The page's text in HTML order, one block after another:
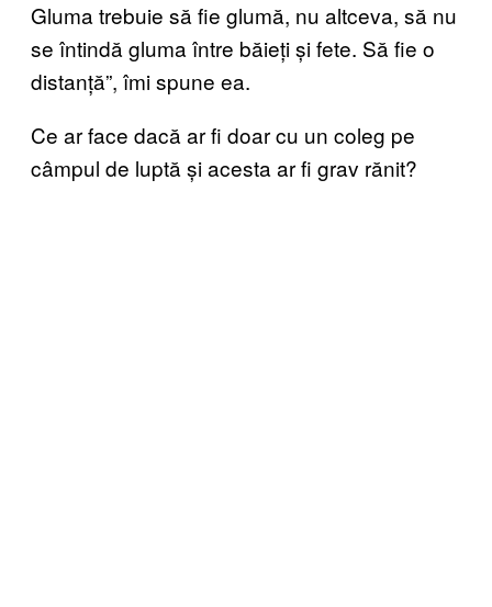
Gluma trebuie să fie glumă, nu altceva, să nu
se întindă gluma între băieți și fete. Să fie o
distanță”, îmi spune ea.
Ce ar face dacă ar fi doar cu un coleg pe
câmpul de luptă și acesta ar fi grav rănit?